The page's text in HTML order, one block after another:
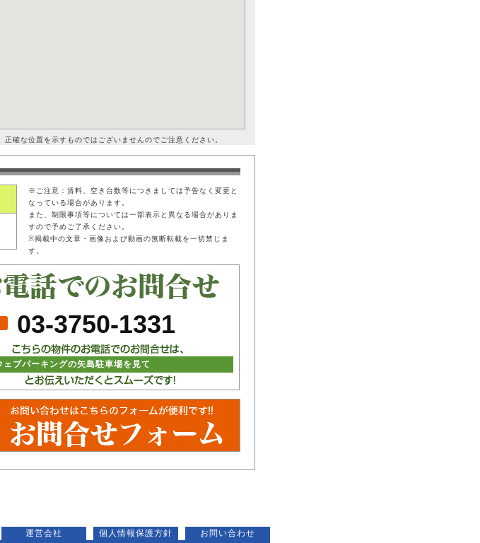
確な位置を示すものではございませんのでご注意ください。
※ご注意：賃料、空き台数等につきましては予告なく変更と
なっている場合があります。
また、制限事項等については一部表示と異なる場合がありま
すので予めご了承ください。
※掲載中の文章・画像および動画の無断転載を一切禁じま
す。
03-3750-1331
ェブパーキングの矢島駐車場を見て
お問い合わせ
個人情報保護方針
運営会社